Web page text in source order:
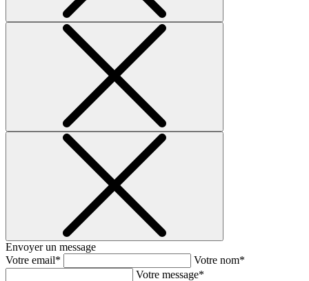
Envoyer un message
Votre email*
Votre nom*
Votre message*